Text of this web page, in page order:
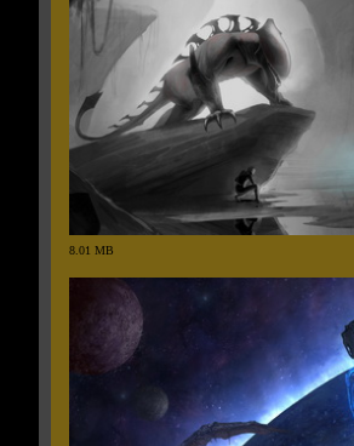
8.01 MB